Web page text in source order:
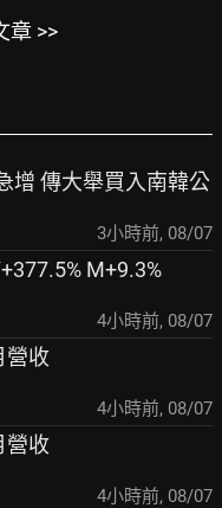
章 >>
增 傳大舉買入南韓公
3小時前, 08/07
M+9.3%
4小時前, 08/07
營收
4小時前, 08/07
營收
4小時前, 08/07